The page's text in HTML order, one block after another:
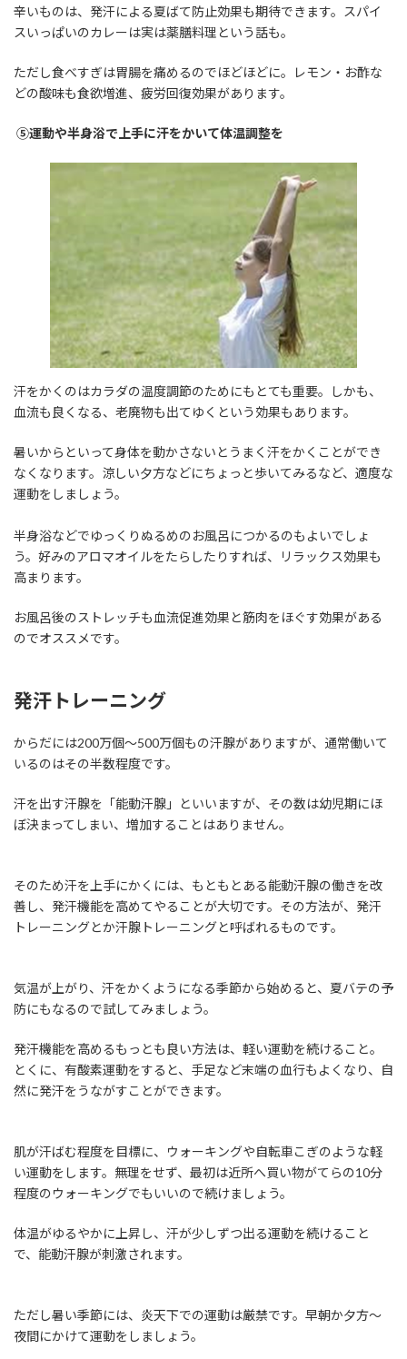
辛いものは、発汗による夏ばて防止効果も期待できます。スパイ
スいっぱいのカレーは実は薬膳料理という話も。
ただし食べすぎは胃腸を痛めるのでほどほどに。レモン・お酢な
どの酸味も食欲増進、疲労回復効果があります。
⑤運動や半身浴で上手に汗をかいて体温調整を
汗をかくのはカラダの温度調節のためにもとても重要。しかも、
血流も良くなる、老廃物も出てゆくという効果もあります。
暑いからといって身体を動かさないとうまく汗をかくことができ
なくなります。涼しい夕方などにちょっと歩いてみるなど、適度な
運動をしましょう。
半身浴などでゆっくりぬるめのお風呂につかるのもよいでしょ
う。好みのアロマオイルをたらしたりすれば、リラックス効果も
高まります。
お風呂後のストレッチも血流促進効果と筋肉をほぐす効果がある
のでオススメです。
発汗トレーニング
からだには200万個～500万個もの汗腺がありますが、通常働いて
いるのはその半数程度です。
汗を出す汗腺を「能動汗腺」といいますが、その数は幼児期にほ
ぼ決まってしまい、増加することはありません。
そのため汗を上手にかくには、もともとある能動汗腺の働きを改
善し、発汗機能を高めてやることが大切です。その方法が、発汗
トレーニングとか汗腺トレーニングと呼ばれるものです。
気温が上がり、汗をかくようになる季節から始めると、夏バテの予
防にもなるので試してみましょう。
発汗機能を高めるもっとも良い方法は、軽い運動を続けること。
とくに、有酸素運動をすると、手足など末端の血行もよくなり、自
然に発汗をうながすことができます。
肌が汗ばむ程度を目標に、ウォーキングや自転車こぎのような軽
い運動をします。無理をせず、最初は近所へ買い物がてらの10分
程度のウォーキングでもいいので続けましょう。
体温がゆるやかに上昇し、汗が少しずつ出る運動を続けること
で、能動汗腺が刺激されます。
ただし暑い季節には、炎天下での運動は厳禁です。早朝か夕方～
夜間にかけて運動をしましょう。